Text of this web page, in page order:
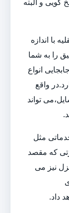
با اندازه
را به شما
انواع
واقع
تواند
مثل
که مقصد
نیز می
داد.